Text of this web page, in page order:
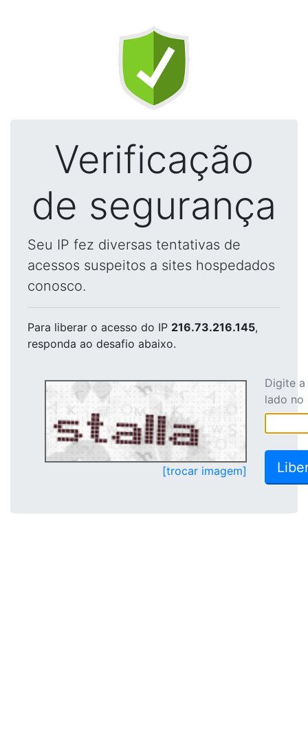
Verificação
de segurança
Seu IP fez diversas tentativas de
acessos suspeitos a sites hospedados
conosco.
Para liberar o acesso do IP 216.73.216.145,
responda ao desafio abaixo.
[trocar imagem]
Digite
lado no